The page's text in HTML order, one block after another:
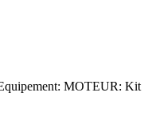
MOTEUR: